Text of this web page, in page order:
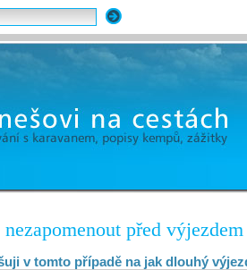
před výjezdem
v tomto případě na jak dlouhý